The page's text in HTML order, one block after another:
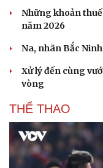
Cải chính
Những khoản
năm 2026
Na, nhãn Bắc
Xử lý đến cùng
vòng
THỂ THAO